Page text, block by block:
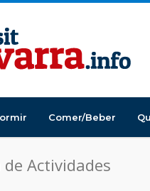
Comer/Beber
de Actividades